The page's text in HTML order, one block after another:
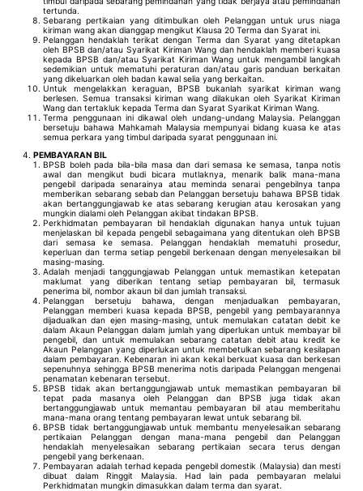
tertunda.
Sebarang pertikaian yang ditimbulkan oleh Pelanggan untuk urus niaga
kiriman wang akan dianggap mengikut Klausa 20 Terma dan Syarat ini.
Pelanggan hendaklah terikat dengan Terma dan Syarat yang ditetapkan
oleh BPSB dan/atau Syarikat Kiriman Wang dan hendaklah memberi kuasa
kepada BPSB dan/atau Syarikat Kiriman Wang untuk mengambil langkah
sedemikian untuk mematuhi peraturan dan/atau garis panduan berkaitan
yang dikeluarkan oleh badan kawal selia yang berkaitan.
Untuk mengelakkan keraguan, BPSB bukanlah syarikat kiriman wang
berlesen. Semua transaksi kiriman wang dilakukan oleh Syarikat Kiriman
Wang dan tertakluk kepada Terma dan Syarat Syarikat Kiriman Wang.
Terma penggunaan ini dikawal oleh undang-undang Malaysia. Pelanggan
bersetuju bahawa Mahkamah Malaysia mempunyai bidang kuasa ke atas
semua perkara yang timbul daripada syarat penggunaan ini.
PEMBAYARAN BIL
BPSB boleh pada bila-bila masa dan dari semasa ke semasa, tanpa notis
awal dan mengikut budi bicara mutlaknya, menarik balik mana-mana
pengebil daripada senarainya atau meminda senarai pengebilnya tanpa
memberikan sebarang sebab dan Pelanggan bersetuju bahawa BPSB tidak
akan bertanggungjawab ke atas sebarang kerugian atau kerosakan yang
mungkin dialami oleh Pelanggan akibat tindakan BPSB.
Perkhidmatan pembayaran bil hendaklah digunakan hanya untuk tujuan
menjelaskan bil kepada pengebil sebagaimana yang ditentukan oleh BPSB
dari semasa ke semasa. Pelanggan hendaklah mematuhi prosedur,
keperluan dan terma setiap pengebil berkenaan dengan menyelesaikan bil
masing-masing.
Adalah menjadi tanggungjawab Pelanggan untuk memastikan ketepatan
maklumat yang diberikan tentang setiap pembayaran bil, termasuk
penerima bil, nombor akaun bil dan jumlah transaksi.
Pelanggan bersetuju bahawa, dengan menjadualkan pembayaran,
Pelanggan memberi kuasa kepada BPSB, pengebil yang pembayarannya
dijadualkan dan ejen masing-masing, untuk memulakan catatan debit ke
dalam Akaun Pelanggan dalam jumlah yang diperlukan untuk membayar bil
pengebil, dan untuk memulakan sebarang catatan debit atau kredit ke
Akaun Pelanggan yang diperlukan untuk membetulkan sebarang kesilapan
dalam pembayaran. Kebenaran ini akan kekal berkuat kuasa dan berkesan
sepenuhnya sehingga BPSB menerima notis daripada Pelanggan mengenai
penamatan kebenaran tersebut.
BPSB tidak akan bertanggungjawab untuk memastikan pembayaran bil
tepat pada masanya oleh Pelanggan dan BPSB juga tidak akan
bertanggungjawab untuk memantau pembayaran bil atau memberitahu
mana-mana orang tentang pembayaran lewat untuk sebarang bil.
BPSB tidak bertanggungjawab untuk membantu menyelesaikan sebarang
pertikaian Pelanggan dengan mana-mana pengebil dan Pelanggan
hendaklah menyelesaikan sebarang pertikaian secara terus dengan
pengebil yang berkenaan.
Pembayaran adalah terhad kepada pengebil domestik (Malaysia) dan mesti
dibuat dalam Ringgit Malaysia. Had lain pada pembayaran melalui
Perkhidmatan mungkin dimasukkan dalam terma dan syarat.